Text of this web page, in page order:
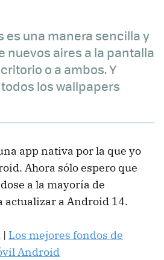
es una manera sencilla y
nuevos aires a la pantalla
o a ambos. Y
los wallpapers
app nativa por la que yo
Ahora sólo espero que
a la mayoría de
actualizar a Android 14.
| Los mejores fondos de
Android